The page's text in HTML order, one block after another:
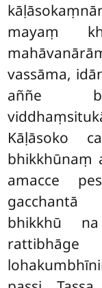
mayaṃ
vassāma,
aññe
Kāḷāsoko
bhikkhūnaṃ
amacce
gacchantā
bhikkhū